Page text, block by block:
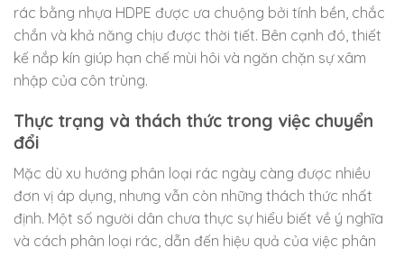
rác bằng nhựa HDPE được ưa chuộng bởi tính bền, chắc
chắn và khả năng chịu được thời tiết. Bên cạnh đó, thiết
kế nắp kín giúp hạn chế mùi hôi và ngăn chặn sự xâm
nhập của côn trùng.
Thực trạng và thách thức trong việc chuyển
đổi
Mặc dù xu hướng phân loại rác ngày càng được nhiều
đơn vị áp dụng, nhưng vẫn còn những thách thức nhất
định. Một số người dân chưa thực sự hiểu biết về ý nghĩa
và cách phân loại rác, dẫn đến hiệu quả của việc phân